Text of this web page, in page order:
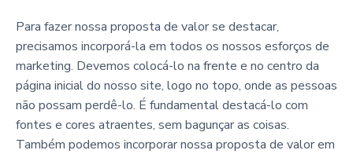
Para fazer nossa proposta de valor se destacar,
precisamos incorporá-la em todos os nossos esforços de
marketing. Devemos colocá-lo na frente e no centro da
página inicial do nosso site, logo no topo, onde as pessoas
não possam perdê-lo. É fundamental destacá-lo com
fontes e cores atraentes, sem bagunçar as coisas.
Também podemos incorporar nossa proposta de valor em